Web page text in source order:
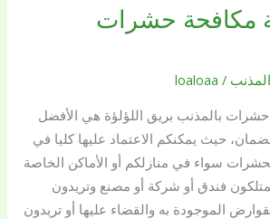
مكافحة حشرات
/
loaloaa
بالمذنب بريق اللؤلؤة هي الأفضل
حيث يمكنكم الاعتماد عليها كليا في
سواء في منازلكم أو الأماكن الخاصة
فندق أو شركة أو مصنع وتريدون
الموجودة به والقضاء عليها أو تريدون